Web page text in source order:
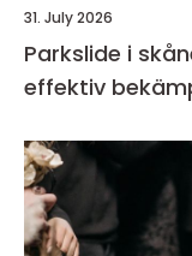
31. July 2026
Parkslide i skåne risker, lagstiftning
effektiv